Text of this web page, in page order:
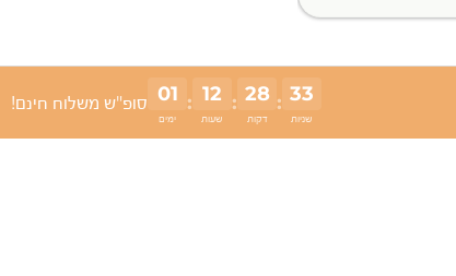
01
ימים
: 12
שעות
: 28
דקות
: 32
שניות
סופ"ש משלוח חינם!